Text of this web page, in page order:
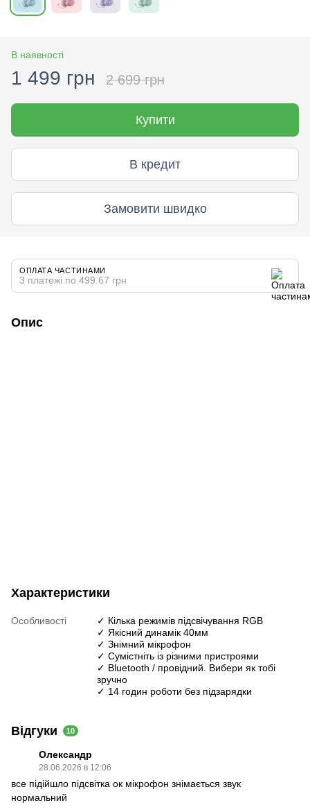
В наявності
1 499 грн 2 699 грн
Купити
В кредит
Замовити швидко
ОПЛАТА ЧАСТИНАМИ
3 платежі по 499.67 грн
Опис
Характеристики
Особливості
✓ Кілька режимів підсвічування RGB
✓ Якісний динамік 40мм
✓ Знімний мікрофон
✓ Сумістніть із різними пристроями
✓ Bluetooth / провідний. Вибери як тобі
зручно
✓ 14 годин роботи без підзарядки
Відгуки 10
Олександр
28.06.2026 в 12:06
все підійшло підсвітка ок мікрофон знімається звук
нормальний